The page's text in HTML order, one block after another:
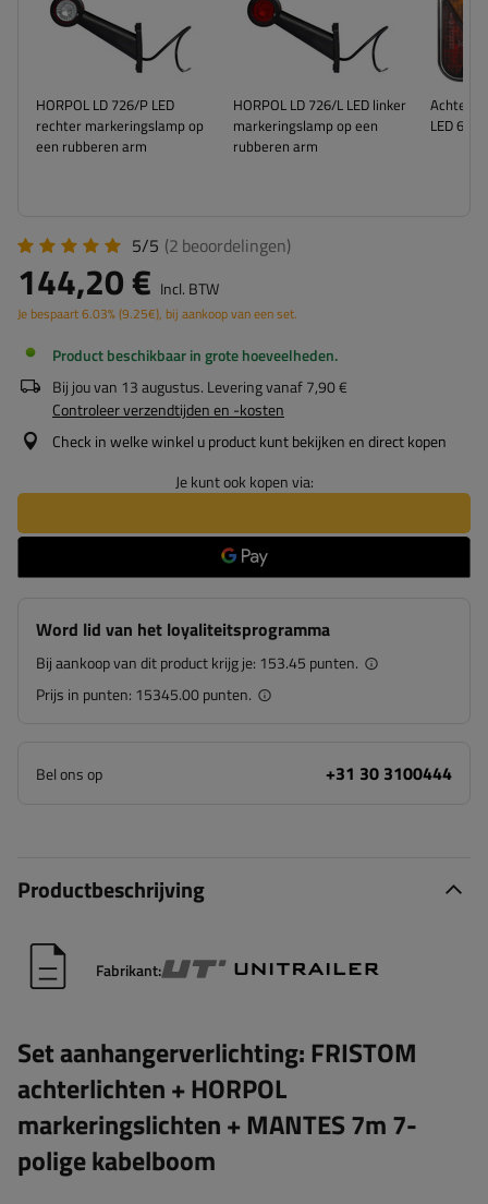
HORPOL LD 726/P LED
rechter markeringslamp op
een rubberen arm
HORPOL LD 726/L LED linker
markeringslamp op een
rubberen arm
LED 6
5/5 (2 beoordelingen)
144,20 € Incl. BTW
Je bespaart6.03%(9.25€), bij aankoop van een set.
Product beschikbaar in grote hoeveelheden
Bij jou van 13 augustus. Levering vanaf7,90 €
Controleer verzendtijden en -kosten
Check in welke winkel u product kunt bekijken en direct kopen
Je kunt ook kopen via:
Word lid van het loyaliteitsprogramma
Bij aankoop van dit product krijg je: 153.45 punten.
Prijs in punten: 15345.00 punten.
Bel ons op +31 30 3100444
Productbeschrijving
Fabrikant:
Set aanhangerverlichting: FRISTOM
achterlichten + HORPOL
markeringslichten + MANTES 7m 7-
polige kabelboom